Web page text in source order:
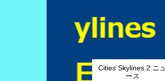
Cities Skylines 2 ニュ
ース